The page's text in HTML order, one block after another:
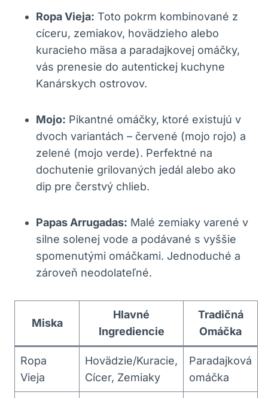
Ropa Vieja: Toto pokrm kombinované z
cíceru, zemiakov, hovädzieho alebo
kuracieho mäsa a paradajkovej omáčky,
vás prenesie do autentickej kuchyne
Kanárskych ostrovov.
Mojo: Pikantné omáčky, ktoré existujú v
dvoch variantách – červené (mojo rojo) a
zelené (mojo verde). Perfektné na
dochutenie grilovaných jedál alebo ako
dip pre čerstvý chlieb.
Papas Arrugadas: Malé zemiaky varené v
silne solenej vode a podávané s vyššie
spomenutými omáčkami. Jednoduché a
zároveň neodolateľné.
Miska
Hlavné
Ingrediencie
Tradičná
Omáčka
Ropa
Vieja
Hovädzie/Kuracie,
Cícer, Zemiaky
Paradajková
omáčka